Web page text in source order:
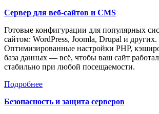
Сервер для веб-сайтов и CMS
Готовые конфигурации для популярных
сайтом: WordPress, Joomla, Drupal и других.
Оптимизированные настройки PHP,
база данных — всё, чтобы ваш сайт
стабильно при любой посещаемости.
Подробнее
Безопасность и защита серверов